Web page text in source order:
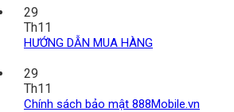
29
Th11
HƯỚNG DẪN MUA HÀNG
29
Th11
Chính sách bảo mật 888Mobile.vn